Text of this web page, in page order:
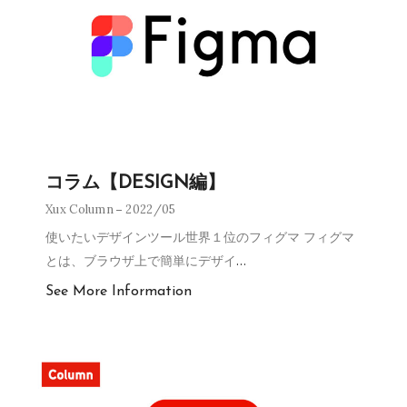
コラム【DESIGN編】
Xux Column 2022/05
使いたいデザインツール世界１位のフィグマ フィグマ
とは、ブラウザ上で簡単にデザイ…
See More Information